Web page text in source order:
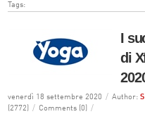
Tags:
I
di
venerdì 18 settembre 2020 / Author:
(2772)
/ Comments (0) /